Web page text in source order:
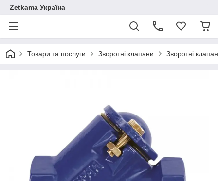
Zetkama Україна
Товари та послуги Зворотні клапани Зворотні